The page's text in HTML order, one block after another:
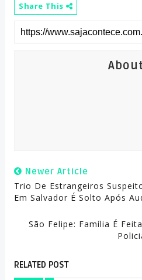
Share This
About
Newer Article
Trio De Estrangeiros
Em Salvador É Solto Após
São Felipe: Família É
RELATED POST